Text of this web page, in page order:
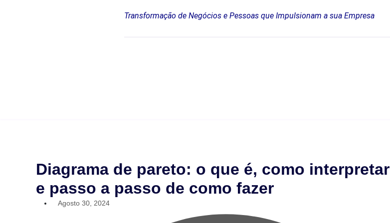
Transformação de Negócios e Pessoas que Impulsionam a sua Empresa
Diagrama de pareto: o que é, como interpretar
e passo a passo de como fazer
Agosto 30, 2024